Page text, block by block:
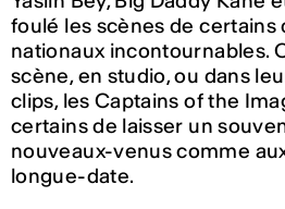
foulé les scènes de certains
nationaux incontournables.
scène, en studio, ou dans
clips, les Captains of the
certains de laisser un
nouveaux-venus comme
longue-date.